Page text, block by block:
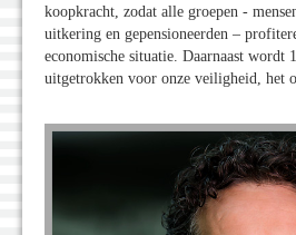
koopkracht, zodat alle groepen -
uitkering en gepensioneerden –
economische situatie. Daarnaast wordt
uitgetrokken voor onze veiligheid, het